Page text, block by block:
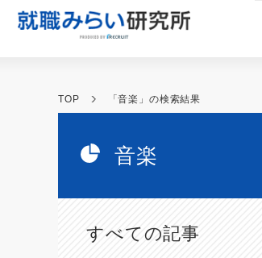
TOP 「音楽」の検索結果
音楽
すべての記事